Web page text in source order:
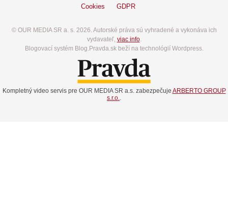
Cookies GDPR
© OUR MEDIA SR a. s. 2026. Autorské práva sú vyhradené a vykonáva ich
vydavateľ, viac info.
Blogovací systém Blog.Pravda.sk beží na technológií Wordpress.
Kompletný video servis pre OUR MEDIA SR a.s. zabezpečuje ARBERTO GROUP
s.r.o.